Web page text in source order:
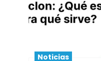
Noticias